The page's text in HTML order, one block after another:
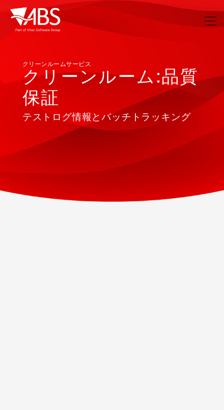
クリーンルームサービス
クリーンルーム:品質
保証
テストログ情報とバッチトラッキング